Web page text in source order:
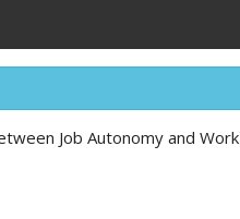
Job Autonomy and Work